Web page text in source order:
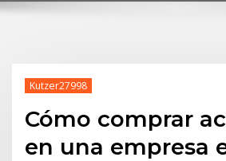
Kutzer27998
Cómo comprar
en una empresa